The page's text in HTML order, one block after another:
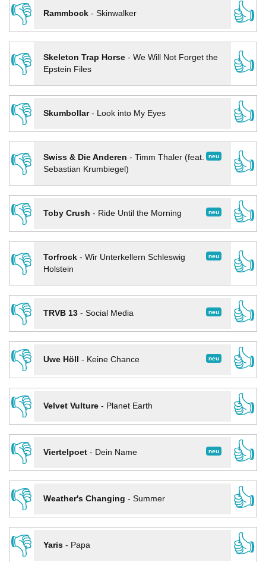
👎
Rammbock- Skinwalker
👍
👎
Skeleton Trap Horse- We Will Not Forget the
Epstein Files
👍
👎
Skumbollar- Look into My Eyes
👍
👎
neu
Swiss & Die Anderen - Timm Thaler (feat.
Sebastian Krumbiegel)
👍
👎
neu
Toby Crush - Ride Until the Morning
👍
👎
neu
Torfrock- Wir Unterkellern Schleswig
Holstein
👍
👎
neu
TRVB 13- Social Media
👍
👎
neu
Uwe Höll - Keine Chance
👍
👎
Velvet Vulture- Planet Earth
👍
👎
neu
Viertelpoet- Dein Name
👍
👎
Weather's Changing - Summer
👍
👎
Yaris- Papa 👍